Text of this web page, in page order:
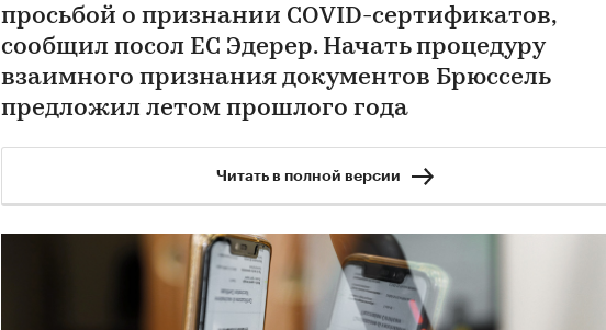
просьбой о признании COVID-сертификатов,
сообщил посол ЕС Эдерер. Начать процедуру
взаимного признания документов Брюссель
предложил летом прошлого года
Читать в полной версии